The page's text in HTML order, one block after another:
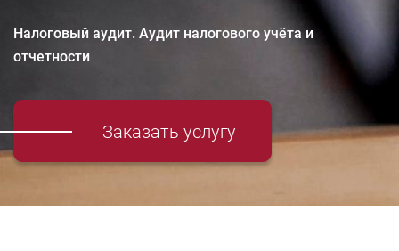
Налоговый аудит. Аудит налогового учёта и
отчетности
Заказать услугу